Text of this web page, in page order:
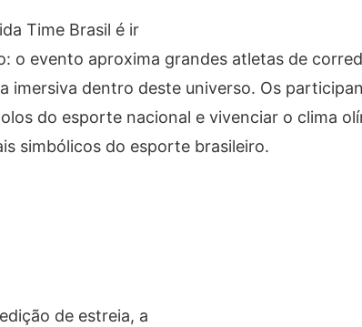
Time Brasil é ir
o evento aproxima grandes atletas de
imersiva dentro deste universo. Os
do esporte nacional e vivenciar o clima
simbólicos do esporte brasileiro.
de estreia, a